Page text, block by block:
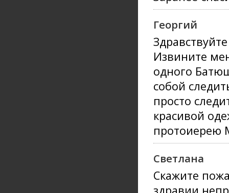
Георгий
Здравствуйте
Извините
одного
собой
просто
красивой
протоиерею
Светлана
Скажите